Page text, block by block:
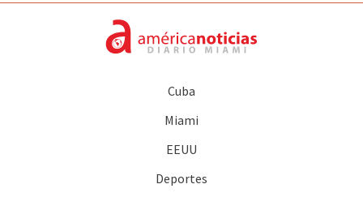
Cuba
Miami
EEUU
Deportes